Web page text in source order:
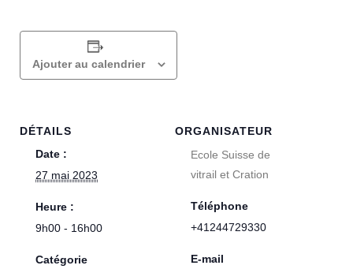
Ajouter au calendrier
DÉTAILS
Date :
27 mai 2023
Heure :
9h00 - 16h00
Catégorie
ORGANISATEUR
Ecole Suisse de
vitrail et Cration
Téléphone
+41244729330
E-mail